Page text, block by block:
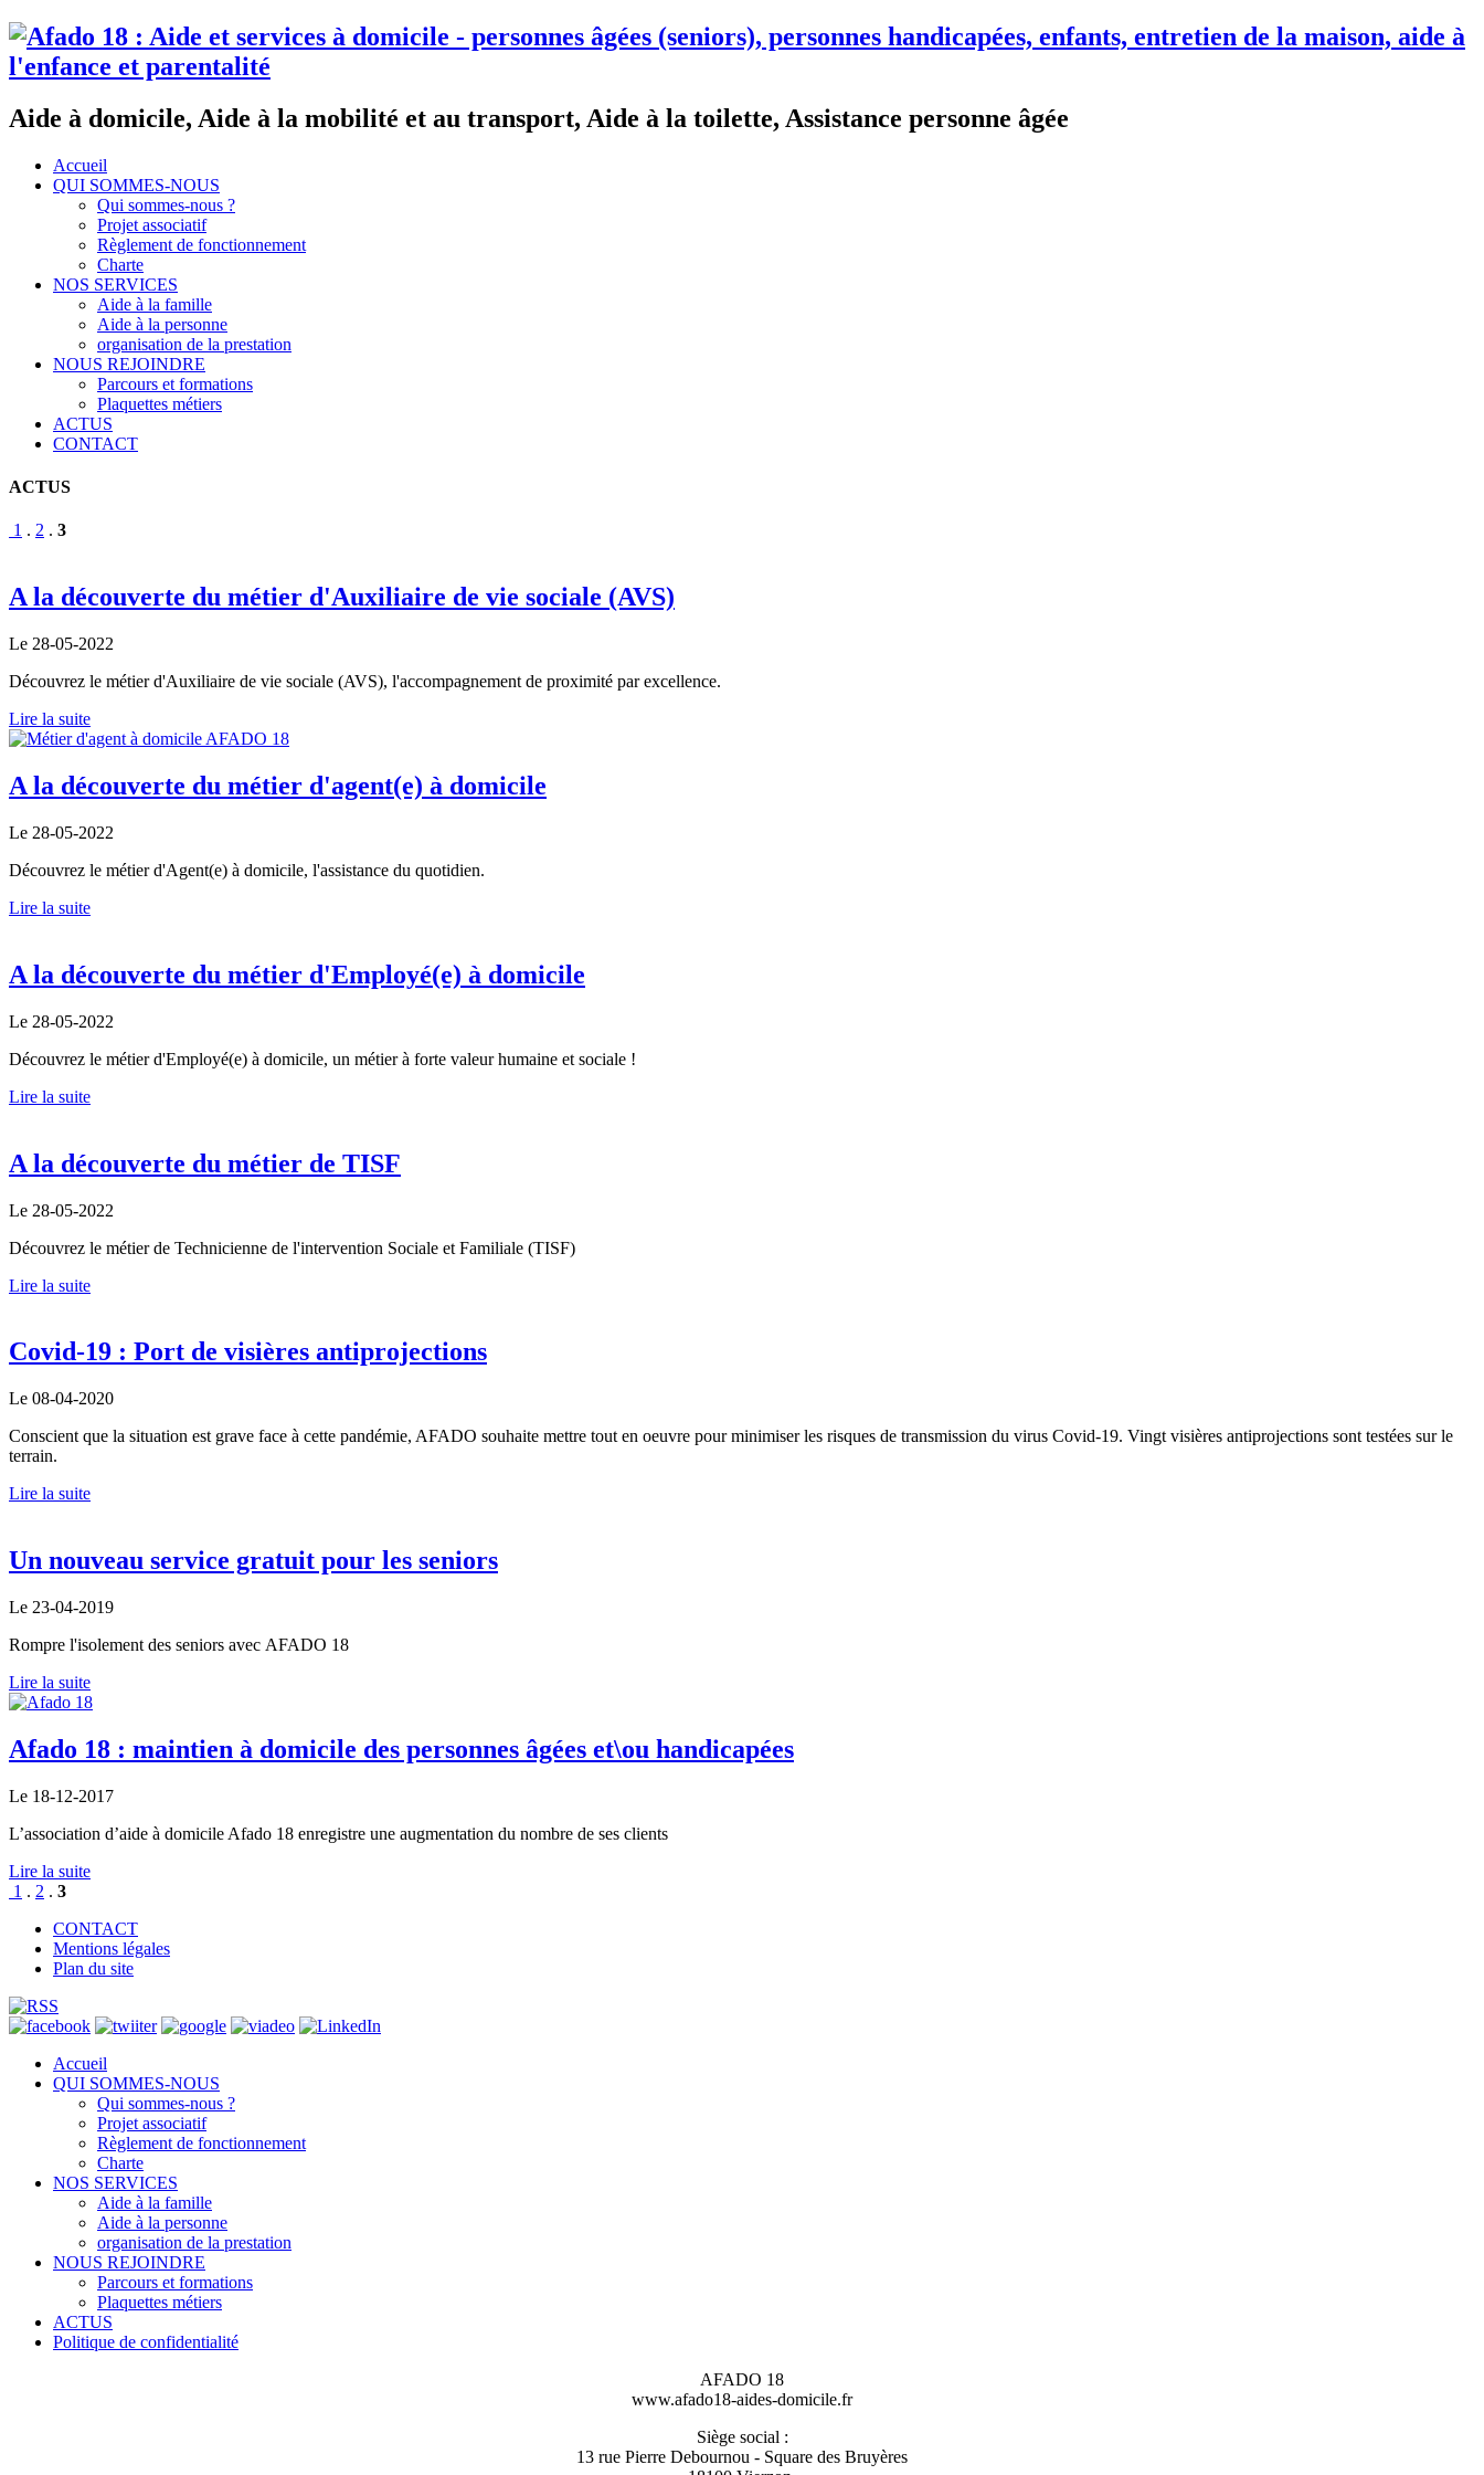
Aide à domicile, Aide à la mobilité et au transport, Aide à la toilette, Assistance personne âgée
Accueil
QUI SOMMES-NOUS
Qui sommes-nous ?
Projet associatif
Règlement de fonctionnement
Charte
NOS SERVICES
Aide à la famille
Aide à la personne
organisation de la prestation
NOUS REJOINDRE
Parcours et formations
Plaquettes métiers
ACTUS
CONTACT
ACTUS
1 . 2 . 3
A la découverte du métier d'Auxiliaire de vie sociale (AVS)
Le 28-05-2022
Découvrez le métier d'Auxiliaire de vie sociale (AVS), l'accompagnement de proximité par excellence.
Lire la suite
A la découverte du métier d'agent(e) à domicile
Le 28-05-2022
Découvrez le métier d'Agent(e) à domicile, l'assistance du quotidien.
Lire la suite
A la découverte du métier d'Employé(e) à domicile
Le 28-05-2022
Découvrez le métier d'Employé(e) à domicile, un métier à forte valeur humaine et sociale !
Lire la suite
A la découverte du métier de TISF
Le 28-05-2022
Découvrez le métier de Technicienne de l'intervention Sociale et Familiale (TISF)
Lire la suite
Covid-19 : Port de visières antiprojections
Le 08-04-2020
Conscient que la situation est grave face à cette pandémie, AFADO souhaite mettre tout en oeuvre pour minimiser les risques de transmission du virus Covid-19. Vingt visières antiprojections sont testées sur le
terrain.
Lire la suite
Un nouveau service gratuit pour les seniors
Le 23-04-2019
Rompre l'isolement des seniors avec AFADO 18
Lire la suite
Afado 18 : maintien à domicile des personnes âgées et\ou handicapées
Le 18-12-2017
L’association d’aide à domicile Afado 18 enregistre une augmentation du nombre de ses clients
Lire la suite
1 . 2 . 3
CONTACT
Mentions légales
Plan du site
Accueil
QUI SOMMES-NOUS
Qui sommes-nous ?
Projet associatif
Règlement de fonctionnement
Charte
NOS SERVICES
Aide à la famille
Aide à la personne
organisation de la prestation
NOUS REJOINDRE
Parcours et formations
Plaquettes métiers
ACTUS
Politique de confidentialité
AFADO 18
www.afado18-aides-domicile.fr
Siège social :
13 rue Pierre Debournou - Square des Bruyères